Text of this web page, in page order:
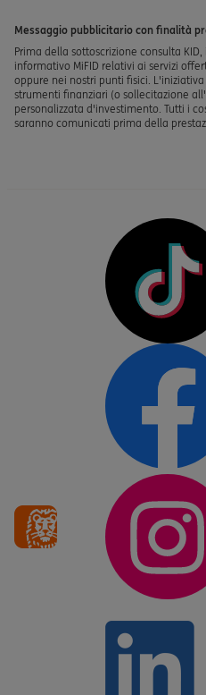
Messaggio pubblicitario con finalità
Prima della sottoscrizione consulta
informativo MiFID relativi ai servizi
oppure nei nostri punti fisici.
strumenti finanziari (o sollecitazione
personalizzata d'investimento. Tutti i
saranno comunicati prima della